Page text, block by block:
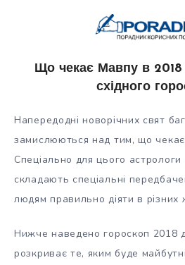
Що чекає Мавпу в 2018
східного
Напередодні новорічних свят
замислюються над тим, що чекає
Спеціально для цього
складають спеціальні
людям правильно діяти в різних
Нижче наведено гороскоп 2018
розкриває те, яким буде